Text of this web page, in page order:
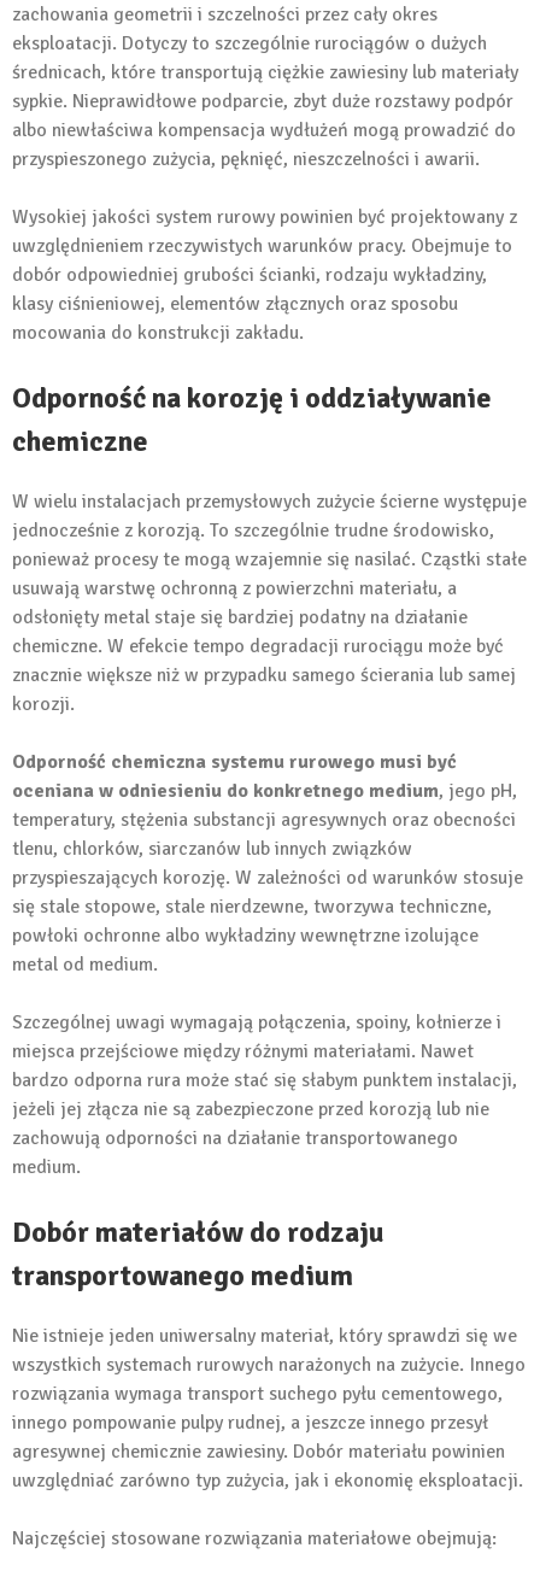
zachowania geometrii i szczelności przez cały okres
eksploatacji. Dotyczy to szczególnie rurociągów o dużych
średnicach, które transportują ciężkie zawiesiny lub materiały
sypkie. Nieprawidłowe podparcie, zbyt duże rozstawy podpór
albo niewłaściwa kompensacja wydłużeń mogą prowadzić do
przyspieszonego zużycia, pęknięć, nieszczelności i awarii.
Wysokiej jakości system rurowy powinien być projektowany z
uwzględnieniem rzeczywistych warunków pracy. Obejmuje to
dobór odpowiedniej grubości ścianki, rodzaju wykładziny,
klasy ciśnieniowej, elementów złącznych oraz sposobu
mocowania do konstrukcji zakładu.
Odporność na korozję i oddziaływanie
chemiczne
W wielu instalacjach przemysłowych zużycie ścierne występuje
jednocześnie z korozją. To szczególnie trudne środowisko,
ponieważ procesy te mogą wzajemnie się nasilać. Cząstki stałe
usuwają warstwę ochronną z powierzchni materiału, a
odsłonięty metal staje się bardziej podatny na działanie
chemiczne. W efekcie tempo degradacji rurociągu może być
znacznie większe niż w przypadku samego ścierania lub samej
korozji.
Odporność chemiczna systemu rurowego musi być
oceniana w odniesieniu do konkretnego medium, jego pH,
temperatury, stężenia substancji agresywnych oraz obecności
tlenu, chlorków, siarczanów lub innych związków
przyspieszających korozję. W zależności od warunków stosuje
się stale stopowe, stale nierdzewne, tworzywa techniczne,
powłoki ochronne albo wykładziny wewnętrzne izolujące
metal od medium.
Szczególnej uwagi wymagają połączenia, spoiny, kołnierze i
miejsca przejściowe między różnymi materiałami. Nawet
bardzo odporna rura może stać się słabym punktem instalacji,
jeżeli jej złącza nie są zabezpieczone przed korozją lub nie
zachowują odporności na działanie transportowanego
medium.
Dobór materiałów do rodzaju
transportowanego medium
Nie istnieje jeden uniwersalny materiał, który sprawdzi się we
wszystkich systemach rurowych narażonych na zużycie. Innego
rozwiązania wymaga transport suchego pyłu cementowego,
innego pompowanie pulpy rudnej, a jeszcze innego przesył
agresywnej chemicznie zawiesiny. Dobór materiału powinien
uwzględniać zarówno typ zużycia, jak i ekonomię eksploatacji.
Najczęściej stosowane rozwiązania materiałowe obejmują: